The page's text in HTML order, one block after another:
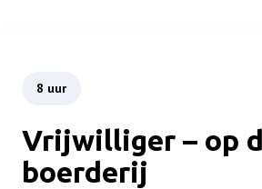
8 uur
Vrijwilliger – op
boerderij